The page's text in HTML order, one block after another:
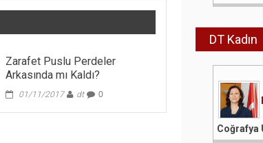
Zarafet Puslu Perdeler
Arkasında mı Kaldı?
01/11/2017 dt 0
DT Kadın
Coğrafya